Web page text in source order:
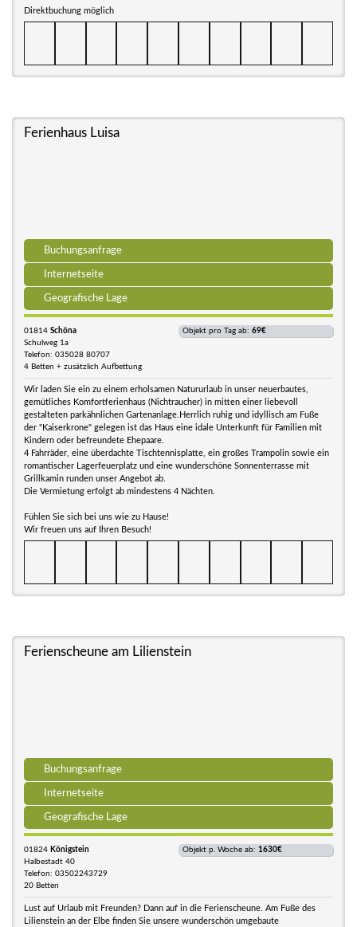
Direktbuchung möglich
Ferienhaus Luisa
Buchungsanfrage
Internetseite
Geografische Lage
01814 Schöna
Schulweg 1a
Telefon: 035028 80707
4 Betten + zusätzlich Aufbettung
Objekt pro Tag ab: 69€
Wir laden Sie ein zu einem erholsamen Natururlaub in unser neuerbautes,
gemütliches Komfortferienhaus (Nichtraucher) in mitten einer liebevoll
gestalteten parkähnlichen Gartenanlage.Herrlich ruhig und idyllisch am Fuße
der "Kaiserkrone" gelegen ist das Haus eine idale Unterkunft für Familien mit
Kindern oder befreundete Ehepaare.
4 Fahrräder, eine überdachte Tischtennisplatte, ein großes Trampolin sowie ein
romantischer Lagerfeuerplatz und eine wunderschöne Sonnenterrasse mit
Grillkamin runden unser Angebot ab.
Die Vermietung erfolgt ab mindestens 4 Nächten.
Fühlen Sie sich bei uns wie zu Hause!
Wir freuen uns auf Ihren Besuch!
Ferienscheune am Lilienstein
Buchungsanfrage
Internetseite
Geografische Lage
01824 Königstein
Halbestadt 40
Telefon: 03502243729
20 Betten
Objekt p. Woche ab: 1630€
Lust auf Urlaub mit Freunden? Dann auf in die Ferienscheune. Am Fuße des
Lilienstein an der Elbe finden Sie unsere wunderschön umgebaute